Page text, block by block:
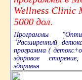
Wellness Clinic
5000 дол.
Программы
"Расширенный
программа (
здоровое старение,
здоровья